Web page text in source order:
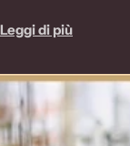
e
:
esigenze.
Leggi di più